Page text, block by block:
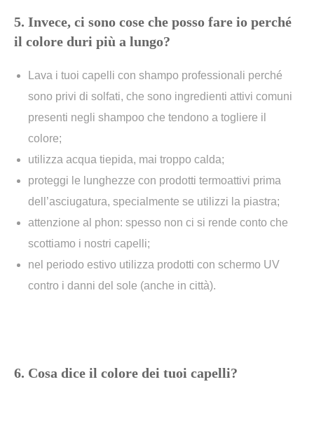
5. Invece, ci sono cose che posso fare io perché
il colore duri più a lungo?
Lava i tuoi capelli con shampo professionali perché
sono privi di solfati, che sono ingredienti attivi comuni
presenti negli shampoo che tendono a togliere il
colore;
utilizza acqua tiepida, mai troppo calda;
proteggi le lunghezze con prodotti termoattivi prima
dell’asciugatura, specialmente se utilizzi la piastra;
attenzione al phon: spesso non ci si rende conto che
scottiamo i nostri capelli;
nel periodo estivo utilizza prodotti con schermo UV
contro i danni del sole (anche in città).
6. Cosa dice il colore dei tuoi capelli?